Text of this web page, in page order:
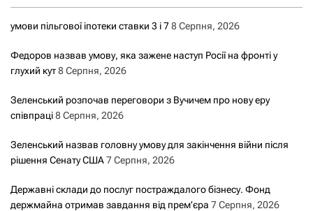
умови пільгової іпотеки ставки 3 і 78 Серпня, 2026
Федоров назвав умову, яка зажене наступ Росії на фронті у
глухий кут8 Серпня, 2026
Зеленський розпочав переговори з Вучичем про нову еру
співпраці8 Серпня, 2026
Зеленський назвав головну умову для закінчення війни після
рішення Сенату США7 Серпня, 2026
Державні склади до послуг постраждалого бізнесу. Фонд
держмайна отримав завдання від прем’єра 7 Серпня, 2026